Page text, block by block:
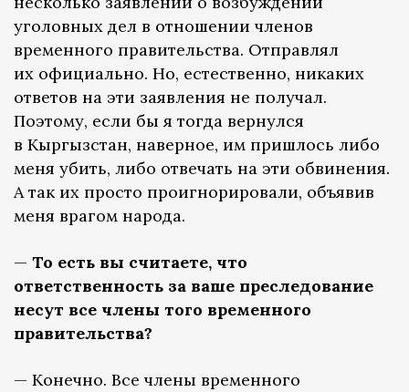
уголовных дел в отношении членов
временного правительства. Отправлял
их официально. Но, естественно, никаких
ответов на эти заявления не получал.
Поэтому, если бы я тогда вернулся
в Кыргызстан, наверное, им пришлось либо
меня убить, либо отвечать на эти обвинения.
А так их просто проигнорировали, объявив
меня врагом народа.
— То есть вы считаете, что
ответственность за ваше преследование
несут все члены того временного
правительства?
— Конечно. Все члены временного